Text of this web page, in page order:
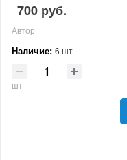
700 руб.
Автор
Наличие: 6 шт
шт